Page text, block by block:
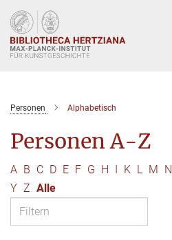
Hauptinhalt
Personen Alphabetisch
Personen A-Z
A B C D E F G H I K L M N
Y Z Alle